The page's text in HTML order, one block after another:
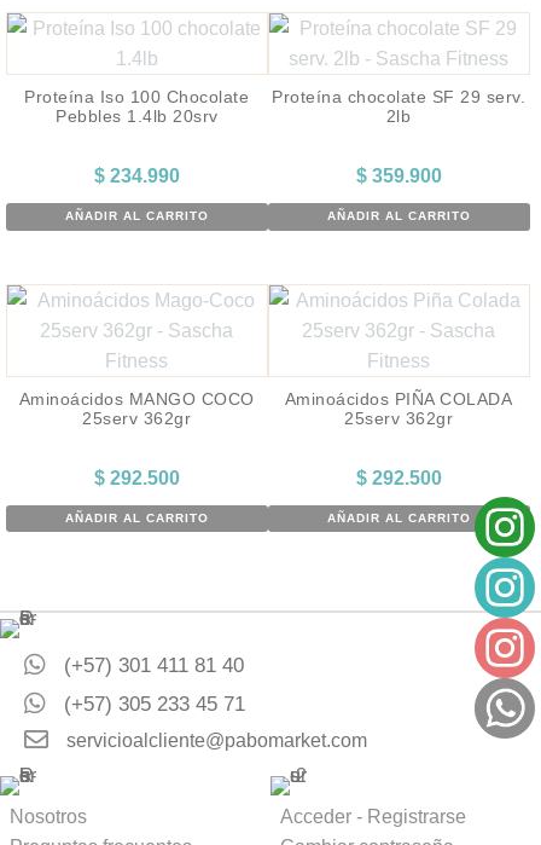
Proteína Iso 100 Chocolate
Pebbles 1.4lb 20srv
$234.990
AÑADIR AL CARRITO
Proteína chocolate SF 29 serv.
2lb
$359.900
AÑADIR AL CARRITO
Aminoácidos MANGO COCO
25serv 362gr
$292.500
AÑADIR AL CARRITO
Aminoácidos PIÑA COLADA
25serv 362gr
$292.500
AÑADIR AL CARRITO
(+57) 301 411 81 40
(+57) 305 233 45 71
servicioalcliente@pabomarket.com
Nosotros
Acceder - Registrarse